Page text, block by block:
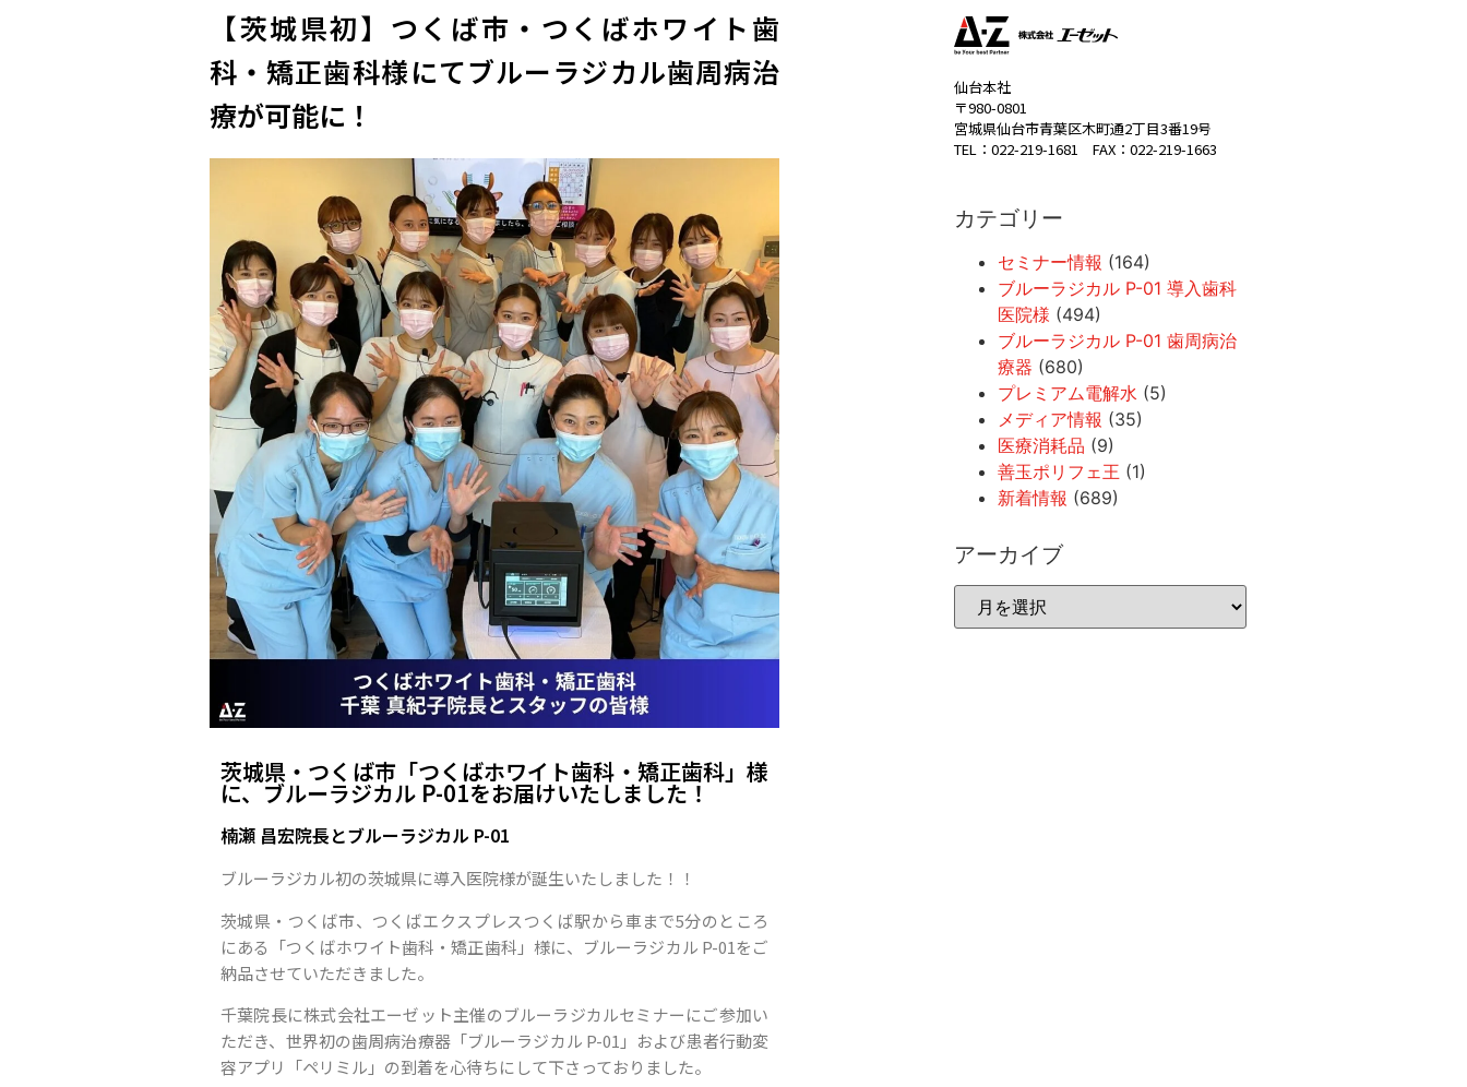
【茨城県初】つくば市・つくばホワイト歯
科・矯正歯科様​にてブルーラジカル歯周病治
療が可能に！
茨城県・つくば市「つくばホワイト歯科・矯正歯科」様
に、ブルーラジカル P-01をお届けいたしました！
楠瀬 昌宏院長とブルーラジカル P-01
ブルーラジカル初の茨城県に導入医院様が誕生いたしました！！
茨城県・つくば市、つくばエクスプレスつくば駅から車まで5分のところ
にある「つくばホワイト歯科・矯正歯科」様に、ブルーラジカル P-01をご
納品させていただきました。
千葉院長に株式会社エーゼット主催のブルーラジカルセミナーにご参加い
ただき、世界初の歯周病治療器「ブルーラジカル P-01」および患者行動変
容アプリ「ペリミル」の到着を心待ちにして下さっておりました。
仙台本社
〒980-0801
宮城県仙台市青葉区木町通2丁目3番19号
TEL：022-219-1681 FAX：022-219-1663
カテゴリー
セミナー情報 (164)
ブルーラジカル P-01 導入歯科
医院様 (494)
ブルーラジカル P-01 歯周病治
療器 (680)
プレミアム電解水 (5)
メディア情報 (35)
医療消耗品 (9)
善玉ポリフェ王 (1)
新着情報 (689)
アーカイブ